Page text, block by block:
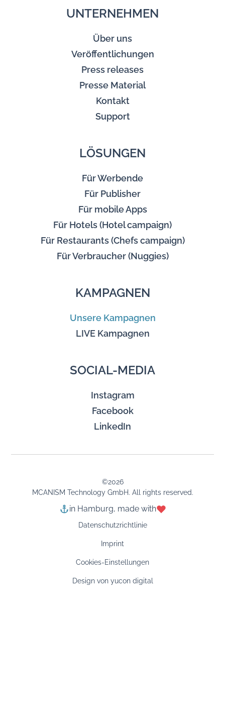
UNTERNEHMEN
Über uns
Veröffentlichungen
Press releases
Presse Material
Kontakt
Support
LÖSUNGEN
Für Werbende
Für Publisher
Für mobile Apps
Für Hotels (Hotel campaign)
Für Restaurants (Chefs campaign)
Für Verbraucher (Nuggies)
KAMPAGNEN
Unsere Kampagnen
LIVE Kampagnen
SOCIAL-MEDIA
Instagram
Facebook
LinkedIn
©2026
MCANISM Technology GmbH. All rights reserved.
in Hamburg, made with
Datenschutzrichtlinie
Imprint
Cookies-Einstellungen
Design von yucon digital